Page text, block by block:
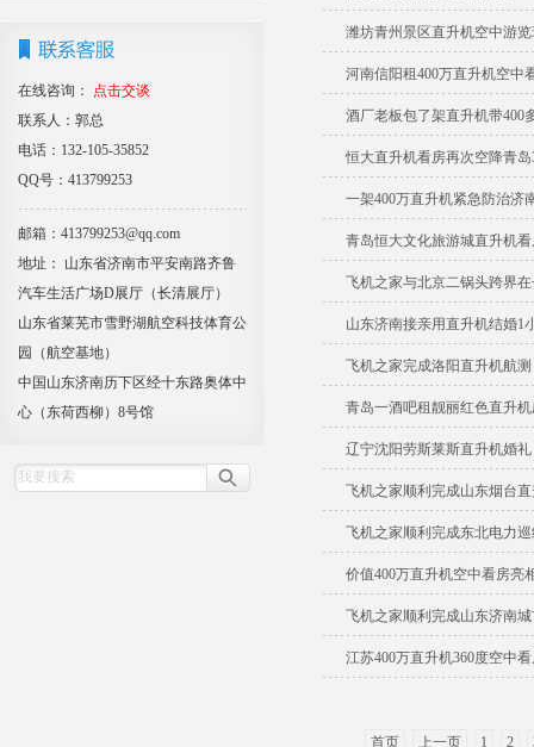
在线咨询：
点击交谈
联系人：郭总
电话：132-105-35852
QQ号：413799253
邮箱：413799253@qq.com
地址： 山东省济南市平安南路齐鲁
汽车生活广场D展厅（长清展厅）
山东省莱芜市雪野湖航空科技体育公
园（航空基地）
中国山东济南历下区经十东路奥体中
心（东荷西柳）8号馆
潍坊青州景区直升机空中游
河南信阳租400万直升机空中
酒厂老板包了架直升机带400
恒大直升机看房再次空降青
一架400万直升机紧急防治济
青岛恒大文化旅游城直升机
飞机之家与北京二锅头跨界
山东济南接亲用直升机结婚1
飞机之家完成洛阳直升机航测
青岛一酒吧租靓丽红色直升
辽宁沈阳劳斯莱斯直升机婚礼
飞机之家顺利完成山东烟台
飞机之家顺利完成东北电力
价值400万直升机空中看房亮
飞机之家顺利完成山东济南
江苏400万直升机360度空中
首页 上一页 1 2